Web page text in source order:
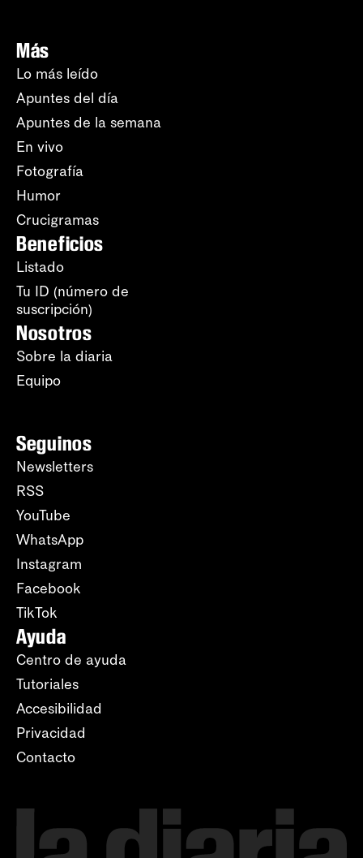
Más
Lo más leído
Apuntes del día
Apuntes de la semana
En vivo
Fotografía
Humor
Crucigramas
Beneficios
Listado
Tu ID (número de
suscripción)
Nosotros
Sobre la diaria
Equipo
Seguinos
Newsletters
RSS
YouTube
WhatsApp
Instagram
Facebook
TikTok
Ayuda
Centro de ayuda
Tutoriales
Accesibilidad
Privacidad
Contacto